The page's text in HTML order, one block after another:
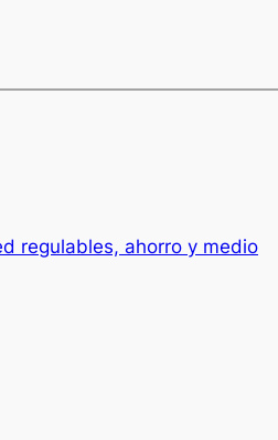
regulables, ahorro y medio